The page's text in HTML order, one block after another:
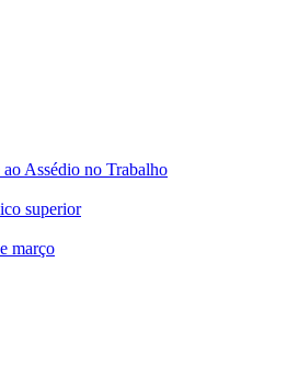
Assédio no Trabalho
superior
março